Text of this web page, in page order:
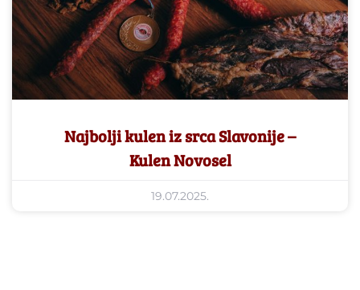
Najbolji kulen iz srca Slavonije –
Kulen Novosel
19.07.2025.